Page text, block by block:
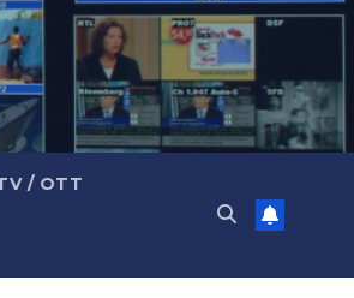
/ OTT